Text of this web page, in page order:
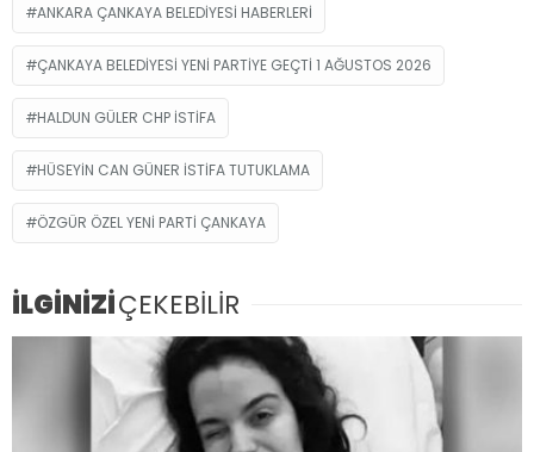
ANKARA ÇANKAYA BELEDIYESI HABERLERI
ÇANKAYA BELEDIYESI YENI PARTIYE GEÇTI 1 AĞUSTOS 2026
HALDUN GÜLER CHP ISTIFA
HÜSEYIN CAN GÜNER ISTIFA TUTUKLAMA
ÖZGÜR ÖZEL YENI PARTI ÇANKAYA
İLGİNİZİÇEKEBİLİR